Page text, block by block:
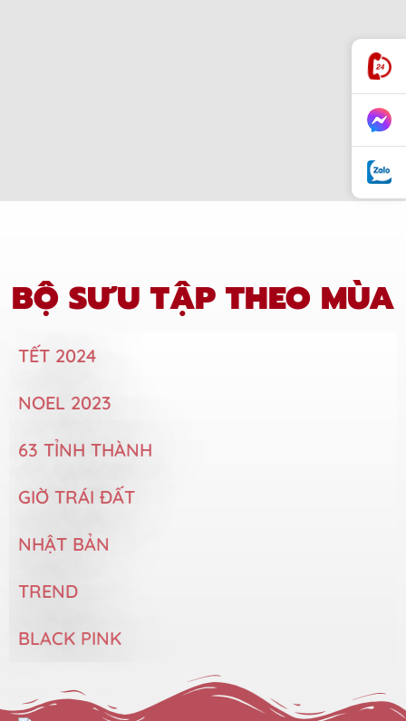
BỘ SƯU TẬP THEO MÙA
TẾT 2024
NOEL 2023
63 TỈNH THÀNH
GIỜ TRÁI ĐẤT
NHẬT BẢN
TREND
BLACK PINK